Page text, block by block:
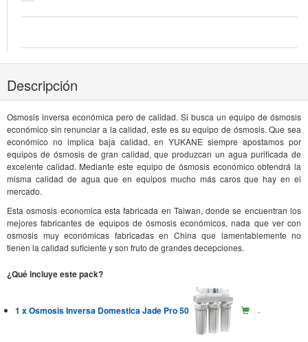
Descripción
Osmosis inversa económica pero de calidad. Si busca un equipo de ósmosis
económico sin renunciar a la calidad, este es su equipo de ósmosis. Que sea
económico no implica baja calidad, en YUKANE siempre apostamos por
equipos de ósmosis de gran calidad, que produzcan un agua purificada de
excelente calidad. Mediante este equipo de ósmosis económico obtendrá la
misma calidad de agua que en equipos mucho más caros que hay en el
mercado.
Esta osmosis economica esta fabricada en Taiwan, donde se encuentran los
mejores fabricantes de equipos de ósmosis económicos, nada que ver con
osmosis muy económicas fabricadas en China que lamentablemente no
tienen la calidad suficiente y son fruto de grandes decepciones.
¿Qué incluye este pack?
1 x Osmosis Inversa Domestica Jade Pro 50 .